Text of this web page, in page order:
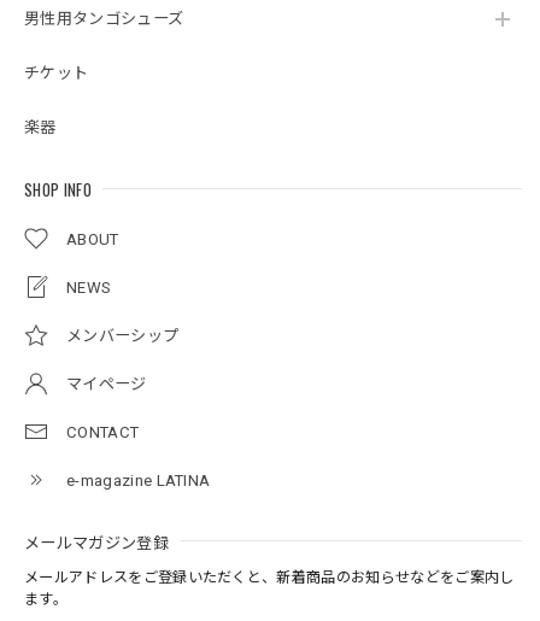
男性用タンゴシューズ
チケット
楽器
SHOP INFO
ABOUT
NEWS
メンバーシップ
マイページ
CONTACT
e-magazine LATINA
メールマガジン登録
メールアドレスをご登録いただくと、新着商品のお知らせなどをご案内し
ます。